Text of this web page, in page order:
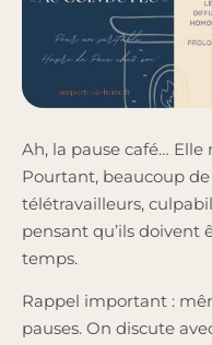
Ah, la pause café… Elle
Pourtant, beaucoup
télétravailleurs,
pensant qu’ils doivent
temps.
Rappel important :
pauses. On discute